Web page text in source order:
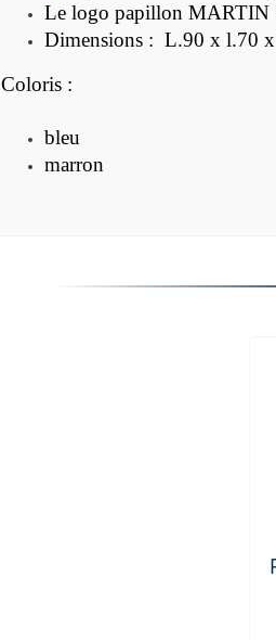
Le logo papillon MARTIN
Dimensions : L.90 x l.70
Coloris :
bleu
marron